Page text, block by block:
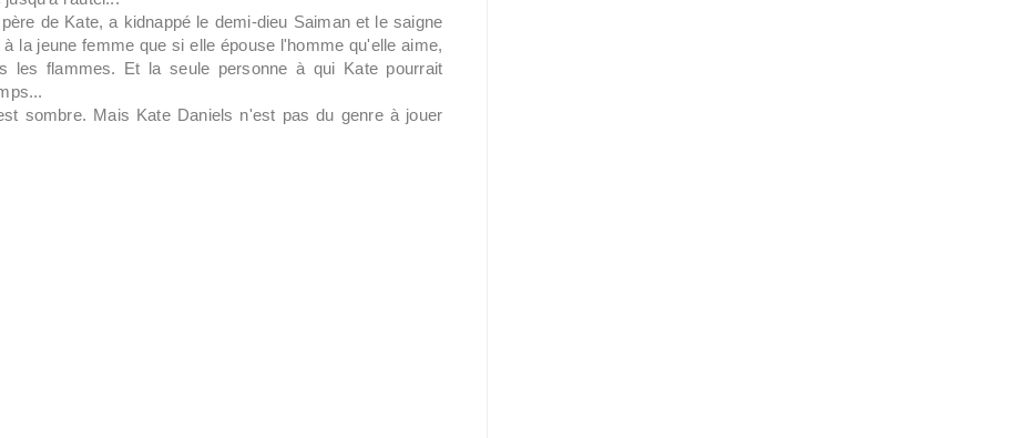
de Kate, a kidnappé le demi-dieu Saiman et le saigne
la jeune femme que si elle épouse l'homme qu'elle aime,
les flammes. Et la seule personne à qui Kate pourrait
sombre. Mais Kate Daniels n'est pas du genre à jouer